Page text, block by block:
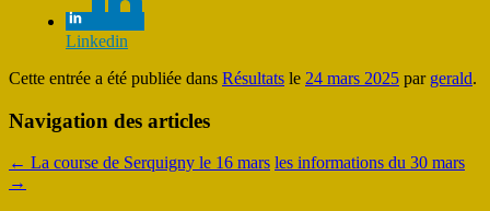
Linkedin
Cette entrée a été publiée dans Résultats le 24 mars 2025 par gerald.
Navigation des articles
← La course de Serquigny le 16 mars les informations du 30 mars
→